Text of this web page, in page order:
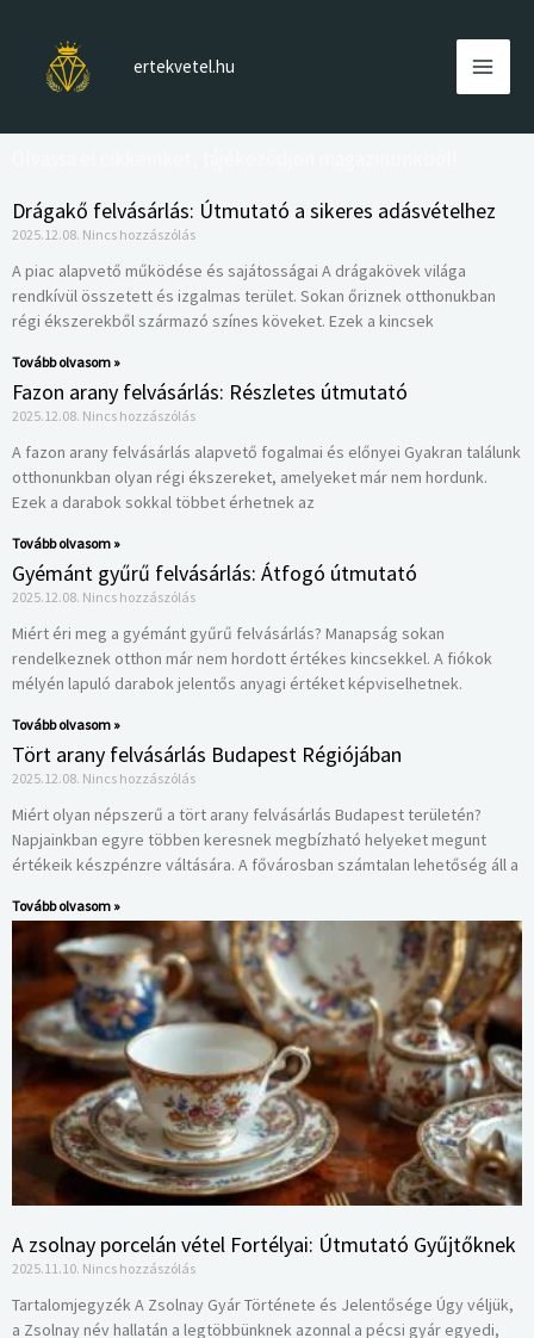
content
ertekvetel.hu
Drágakő felvásárlás: Útmutató a sikeres adásvételhez
2025.12.08. Nincs hozzászólás
A piac alapvető működése és sajátosságai A drágakövek világa
rendkívül összetett és izgalmas terület. Sokan őriznek otthonukban
régi ékszerekből származó színes köveket. Ezek a kincsek
Tovább olvasom »
Fazon arany felvásárlás: Részletes útmutató
2025.12.08. Nincs hozzászólás
A fazon arany felvásárlás alapvető fogalmai és előnyei Gyakran találunk
otthonunkban olyan régi ékszereket, amelyeket már nem hordunk.
Ezek a darabok sokkal többet érhetnek az
Tovább olvasom »
Gyémánt gyűrű felvásárlás: Átfogó útmutató
2025.12.08. Nincs hozzászólás
Miért éri meg a gyémánt gyűrű felvásárlás? Manapság sokan
rendelkeznek otthon már nem hordott értékes kincsekkel. A fiókok
mélyén lapuló darabok jelentős anyagi értéket képviselhetnek.
Tovább olvasom »
Tört arany felvásárlás Budapest Régiójában
2025.12.08. Nincs hozzászólás
Miért olyan népszerű a tört arany felvásárlás Budapest területén?
Napjainkban egyre többen keresnek megbízható helyeket megunt
értékeik készpénzre váltására. A fővárosban számtalan lehetőség áll a
Tovább olvasom »
A zsolnay porcelán vétel Fortélyai: Útmutató Gyűjtőknek
2025.11.10. Nincs hozzászólás
Tartalomjegyzék A Zsolnay Gyár Története és Jelentősége Úgy véljük,
a Zsolnay név hallatán a legtöbbünknek azonnal a pécsi gyár egyedi,